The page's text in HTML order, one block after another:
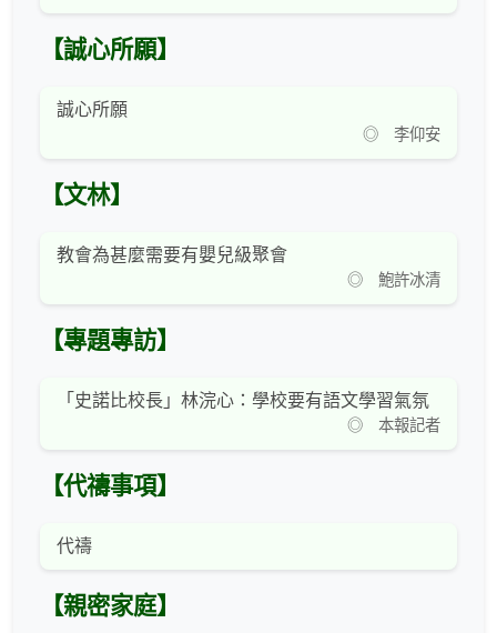
【誠心所願】
誠心所願
◎ 李仰安
【文林】
教會為甚麼需要有嬰兒級聚會
◎ 鮑許冰清
【專題專訪】
「史諾比校長」林浣心：學校要有語文學習氣氛
◎ 本報記者
【代禱事項】
代禱
【親密家庭】